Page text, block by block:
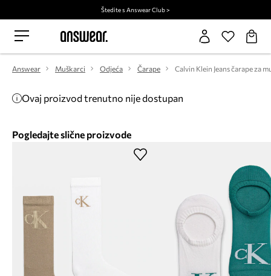
Štedite s Answear Club >
Answear Muškarci Odjeća Čarape
Ovaj proizvod trenutno nije dostupan
Pogledajte slične proizvode